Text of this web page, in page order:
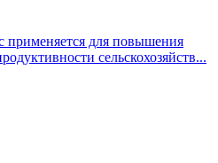
применяется для повышения
сельскохозяйств...